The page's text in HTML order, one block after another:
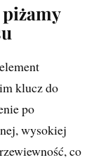
piżamy
klucz do
po
wysokiej
co